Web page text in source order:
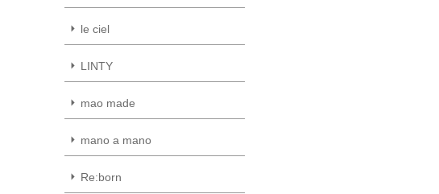
le ciel
LINTY
mao made
mano a mano
Re:born